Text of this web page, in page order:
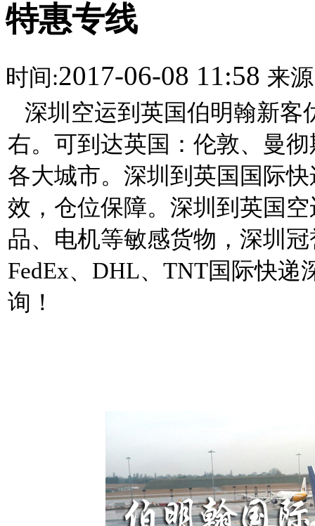
特惠专线
时间:2017-06-08 11:58 来
深圳空运到英国伯明翰新客
右。可到达英国：伦敦、曼
各大城市。深圳到英国国际
效，仓位保障。深圳到英国
品、电机等敏感货物，深圳
FedEx、DHL、TNT国际快
询！